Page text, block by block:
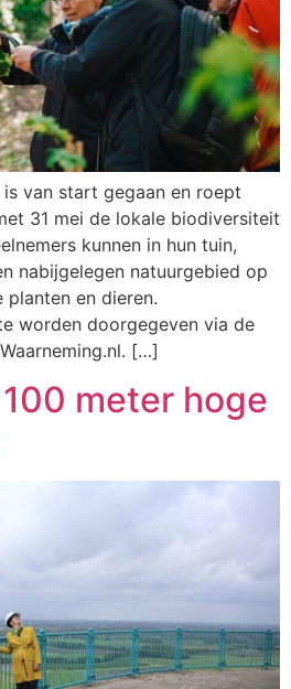
is van start gegaan en roept
31 mei de lokale biodiversiteit
kunnen in hun tuin,
nabijgelegen natuurgebied op
planten en dieren.
worden doorgegeven via de
[…]
meter hoge